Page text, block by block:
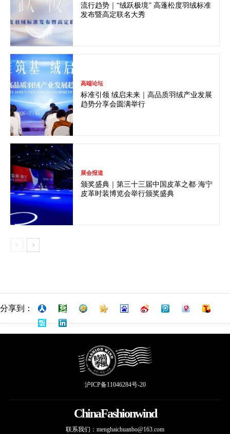
流行趋势｜“绒跃极境” 高蓬松度羽绒标准
发布暨高定联名大秀
高端论坛
标准引领 绒启未来｜高品质羽绒产业发展
趋势分享会圆满举行
展会报道
颁奖盛典｜第三十三届中国皮革之都·海宁
皮革时装博览会举行颁奖盛典
分享到：
沪ICP备11046284号-20
ChinaFashionwind
联系我们： menghaichuanbo@163.com